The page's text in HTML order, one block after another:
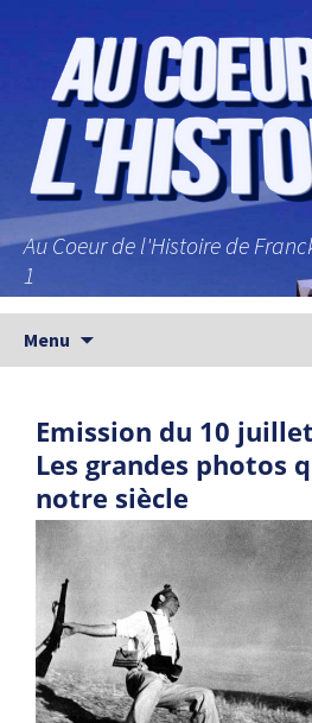
Au Coeur de l'Histoire de
1
Menu
Emission du 10
Les grandes photos
notre siècle